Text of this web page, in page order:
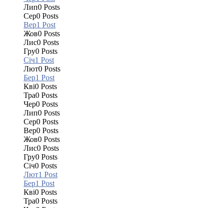
Лип0 Posts
Сер0 Posts
Вер1 Post
Жов0 Posts
Лис0 Posts
Гру0 Posts
Січ1 Post
Лют0 Posts
Бер1 Post
Кві0 Posts
Тра0 Posts
Чер0 Posts
Лип0 Posts
Сер0 Posts
Вер0 Posts
Жов0 Posts
Лис0 Posts
Гру0 Posts
Січ0 Posts
Лют1 Post
Бер1 Post
Кві0 Posts
Тра0 Posts